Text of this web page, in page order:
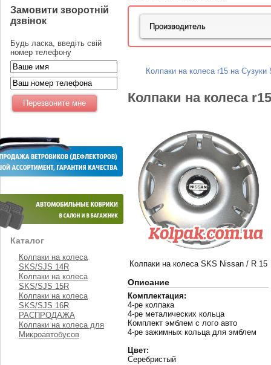
Замовити зворотній
дзвінок
Будь ласка, введіть свій
номер телефону
Каталог
Колпаки на колеса
SKS/SJS 14R
Колпаки на колеса
SKS/SJS 15R
Колпаки на колеса
SKS/SJS 16R
РАСПРОДАЖА
Колпаки на колеса для
Микроавтобусов
Колпаки на колеса r15 на Сузуки
Колпаки на колеса
Колпаки на колеса SKS Nissan / R 15
Описание
Комплектация:
4-ре колпака
4-ре металических кольца
Комплект эмблем с лого авто
4-ре зажимных кольца для эмблем
Цвет:
Серебристый